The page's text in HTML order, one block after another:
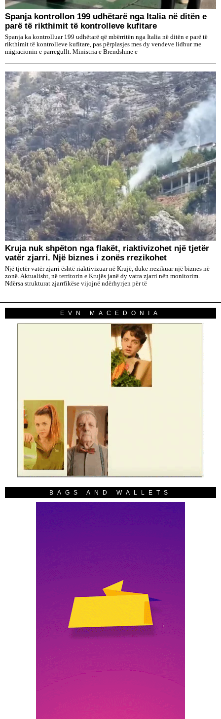
Spanja kontrollon 199 udhëtarë nga Italia në ditën e
parë të rikthimit të kontrolleve kufitare
Spanja ka kontrolluar 199 udhëtarë që mbërritën nga Italia në ditën e parë të
rikthimit të kontrolleve kufitare, pas përplasjes mes dy vendeve lidhur me
migracionin e parregullt. Ministria e Brendshme e
Kruja nuk shpëton nga flakët, riaktivizohet një tjetër
vatër zjarri. Një biznes i zonës rrezikohet
Një tjetër vatër zjarri është riaktivizuar në Krujë, duke rrezikuar një biznes në
zonë. Aktualisht, në territorin e Krujës janë dy vatra zjarri nën monitorim.
Ndërsa strukturat zjarrfikëse vijojnë ndërhyrjen për të
EVN MACEDONIA
BAGS AND WALLETS